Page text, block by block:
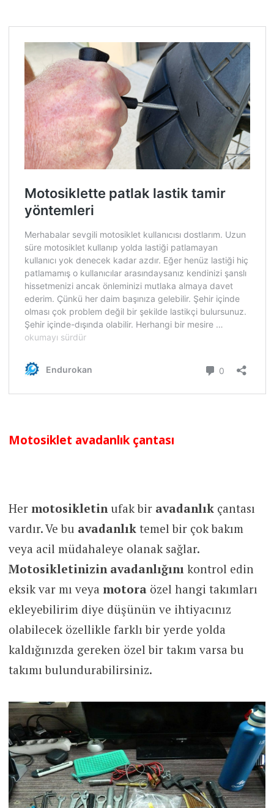
Motosiklet avadanlık çantası
Her motosikletinufak bir avadanlık çantası
vardır. Ve bu avadanlık temel bir çok bakım
veya acil müdahaleye olanak sağlar.
Motosikletinizin avadanlığını kontrol edin
eksik var mı veya motora özel hangi takımları
ekleyebilirim diye düşünün ve ihtiyacınız
olabilecek özellikle farklı bir yerde yolda
kaldığınızda gereken özel bir takım varsa bu
takımı bulundurabilirsiniz.